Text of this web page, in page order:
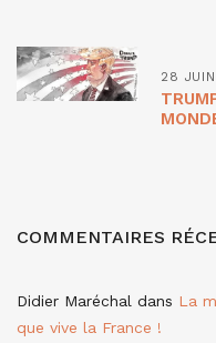
28
COMMENTAIRES
Didier Maréchal dans La
que vive la France !